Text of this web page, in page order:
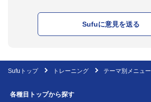
Sufuに意見を送る
Sufuトップ トレーニング テーマ別メニュー
各種目トップから探す